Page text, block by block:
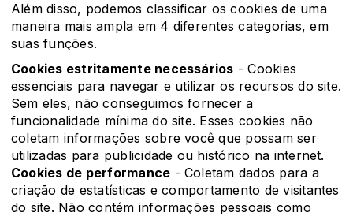
Além disso, podemos classificar os cookies de uma
maneira mais ampla em 4 diferentes categorias, em
suas funções.
Cookies estritamente necessários - Cookies
essenciais para navegar e utilizar os recursos do site.
Sem eles, não conseguimos fornecer a
funcionalidade mínima do site. Esses cookies não
coletam informações sobre você que possam ser
utilizadas para publicidade ou histórico na internet.
Cookies de performance - Coletam dados para a
criação de estatísticas e comportamento de visitantes
do site. Não contém informações pessoais como